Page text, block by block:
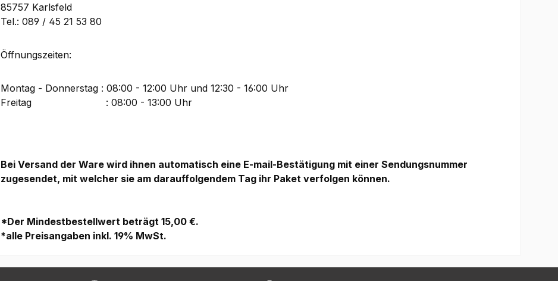
85757 Karlsfeld
Tel.: 089 / 45 21 53 80
Öffnungszeiten:
Montag - Donnerstag : 08:00 - 12:00 Uhr und 12:30 - 16:00 Uhr
Freitag : 08:00 - 13:00 Uhr
Bei Versand der Ware wird ihnen automatisch eine E-mail-Bestätigung mit einer Sendungsnummer
zugesendet, mit welcher sie am darauffolgendem Tag ihr Paket verfolgen können.
*Der Mindestbestellwert beträgt 15,00 €.
*alle Preisangaben inkl. 19% MwSt.